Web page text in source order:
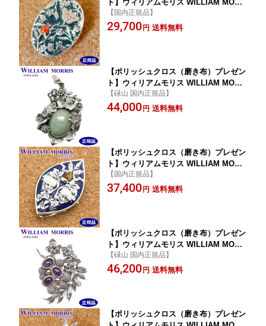
ト】ウィリアムモリス WILLIAM MORR
IS メドウェイ エナメル（グリーン） ブ
ローチ ペンダント シルバー925 珊瑚 碌
【国内正規品】
29,700 円 送料無料
【ポリッシュクロス（磨き布）プレゼン
ト】ウィリアムモリス WILLIAM MORR
IS るりはこべ ブローチ ペンダント シ
ルバー925 グリーンジェイド 翡翠（ヒ
【碌山 国内正規品】
44,000 円 送料無料
【ポリッシュクロス（磨き布）プレゼン
ト】ウィリアムモリス WILLIAM MORR
IS 兄弟うさぎ タイガーアイ ブローチ
ペンダント シルバー925 碌山 ウィリア
【国内正規品】
37,400 円 送料無料
【ポリッシュクロス（磨き布）プレゼン
ト】ウィリアムモリス WILLIAM MORR
IS ぶどう ブローチ ペンダント シルバ
ー925 アメシスト 碌山 ウィリアム モリ
【碌山 国内正規品】
46,200 円 送料無料
【ポリッシュクロス（磨き布）プレゼン